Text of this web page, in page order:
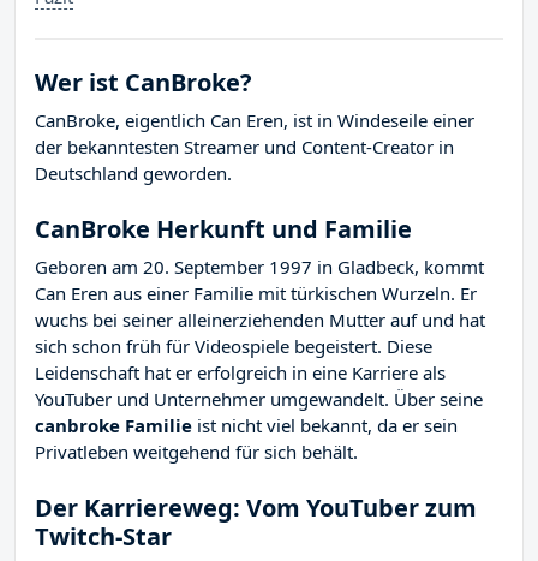
Wer ist CanBroke?
CanBroke, eigentlich Can Eren, ist in Windeseile einer
der bekanntesten Streamer und Content-Creator in
Deutschland geworden.
CanBroke Herkunft und Familie
Geboren am 20. September 1997 in Gladbeck, kommt
Can Eren aus einer Familie mit türkischen Wurzeln. Er
wuchs bei seiner alleinerziehenden Mutter auf und hat
sich schon früh für Videospiele begeistert. Diese
Leidenschaft hat er erfolgreich in eine Karriere als
YouTuber und Unternehmer umgewandelt. Über seine
canbroke Familie ist nicht viel bekannt, da er sein
Privatleben weitgehend für sich behält.
Der Karriereweg: Vom YouTuber zum
Twitch-Star